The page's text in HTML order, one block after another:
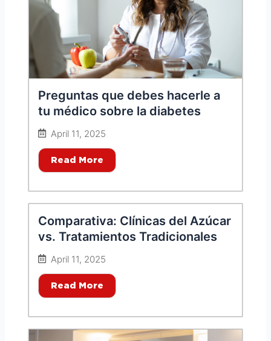
Preguntas que debes hacerle a
tu médico sobre la diabetes
April 11, 2025
Read More
Comparativa: Clínicas del Azúcar
vs. Tratamientos Tradicionales
April 11, 2025
Read More